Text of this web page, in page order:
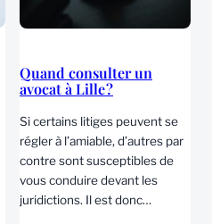
Quand consulter un
avocat à Lille ?
Si certains litiges peuvent se
régler à l’amiable, d’autres par
contre sont susceptibles de
vous conduire devant les
juridictions. Il est donc…